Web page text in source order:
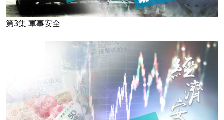
第3集 軍事安全